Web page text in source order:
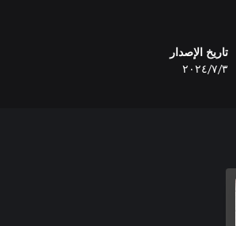
تاريخ الإصدار
٣‏/٧‏/٢٠٢٤